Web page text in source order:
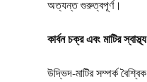
অত্যন্ত গুরুত্বপূর্ণ।
কার্বন চক্র এবং মাটির স্বাস্থ্য
উদ্ভিদ-মাটির সম্পর্ক